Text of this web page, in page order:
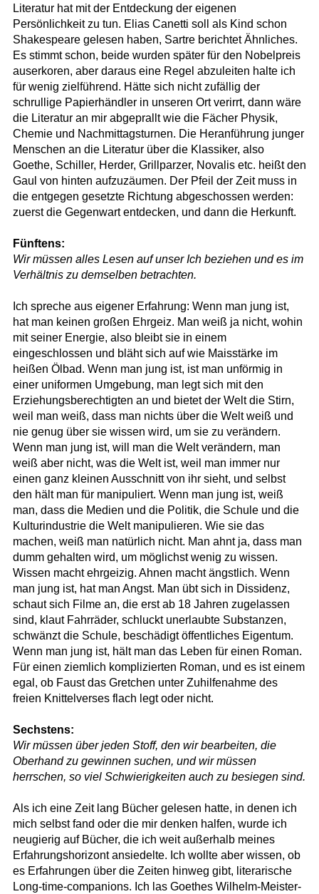
Literatur hat mit der Entdeckung der eigenen
Persönlichkeit zu tun. Elias Canetti soll als Kind schon
Shakespeare gelesen haben, Sartre berichtet Ähnliches.
Es stimmt schon, beide wurden später für den Nobelpreis
auserkoren, aber daraus eine Regel abzuleiten halte ich
für wenig zielführend. Hätte sich nicht zufällig der
schrullige Papierhändler in unseren Ort verirrt, dann wäre
die Literatur an mir abgeprallt wie die Fächer Physik,
Chemie und Nachmittagsturnen. Die Heranführung junger
Menschen an die Literatur über die Klassiker, also
Goethe, Schiller, Herder, Grillparzer, Novalis etc. heißt den
Gaul von hinten aufzuzäumen. Der Pfeil der Zeit muss in
die entgegen gesetzte Richtung abgeschossen werden:
zuerst die Gegenwart entdecken, und dann die Herkunft.
Fünftens:
Wir müssen alles Lesen auf unser Ich beziehen und es im
Verhältnis zu demselben betrachten.
Ich spreche aus eigener Erfahrung: Wenn man jung ist,
hat man keinen großen Ehrgeiz. Man weiß ja nicht, wohin
mit seiner Energie, also bleibt sie in einem
eingeschlossen und bläht sich auf wie Maisstärke im
heißen Ölbad. Wenn man jung ist, ist man unförmig in
einer uniformen Umgebung, man legt sich mit den
Erziehungsberechtigten an und bietet der Welt die Stirn,
weil man weiß, dass man nichts über die Welt weiß und
nie genug über sie wissen wird, um sie zu verändern.
Wenn man jung ist, will man die Welt verändern, man
weiß aber nicht, was die Welt ist, weil man immer nur
einen ganz kleinen Ausschnitt von ihr sieht, und selbst
den hält man für manipuliert. Wenn man jung ist, weiß
man, dass die Medien und die Politik, die Schule und die
Kulturindustrie die Welt manipulieren. Wie sie das
machen, weiß man natürlich nicht. Man ahnt ja, dass man
dumm gehalten wird, um möglichst wenig zu wissen.
Wissen macht ehrgeizig. Ahnen macht ängstlich. Wenn
man jung ist, hat man Angst. Man übt sich in Dissidenz,
schaut sich Filme an, die erst ab 18 Jahren zugelassen
sind, klaut Fahrräder, schluckt unerlaubte Substanzen,
schwänzt die Schule, beschädigt öffentliches Eigentum.
Wenn man jung ist, hält man das Leben für einen Roman.
Für einen ziemlich komplizierten Roman, und es ist einem
egal, ob Faust das Gretchen unter Zuhilfenahme des
freien Knittelverses flach legt oder nicht.
Sechstens:
Wir müssen über jeden Stoff, den wir bearbeiten, die
Oberhand zu gewinnen suchen, und wir müssen
herrschen, so viel Schwierigkeiten auch zu besiegen sind.
Als ich eine Zeit lang Bücher gelesen hatte, in denen ich
mich selbst fand oder die mir denken halfen, wurde ich
neugierig auf Bücher, die ich weit außerhalb meines
Erfahrungshorizont ansiedelte. Ich wollte aber wissen, ob
es Erfahrungen über die Zeiten hinweg gibt, literarische
Long-time-companions. Ich las Goethes Wilhelm-Meister-